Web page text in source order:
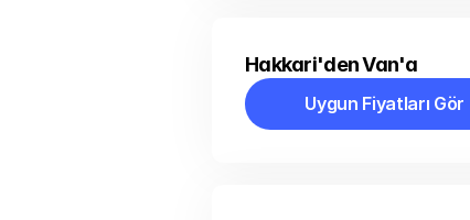
Hakkari'den Van'a
Uygun Fiyatları Gör
Uygun Fiyatları Gör